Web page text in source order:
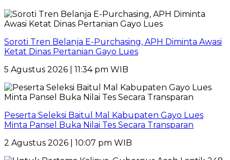
Soroti Tren Belanja E-Purchasing, APH Diminta Awasi
Ketat Dinas Pertanian Gayo Lues
5 Agustus 2026 | 11:34 pm WIB
Peserta Seleksi Baitul Mal Kabupaten Gayo Lues
Minta Pansel Buka Nilai Tes Secara Transparan
2 Agustus 2026 | 10:07 pm WIB